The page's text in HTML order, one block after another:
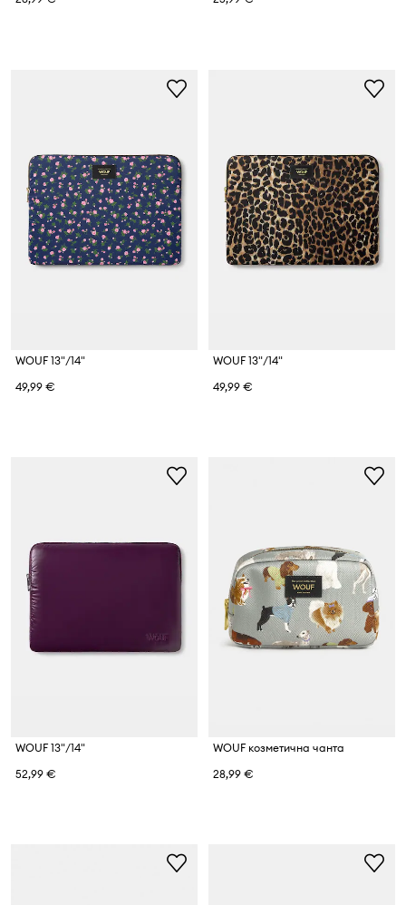
WOUF 13"/14"
49,99 €
WOUF 13"/14"
49,99 €
WOUF 13"/14"
52,99 €
WOUF козметична чанта
28,99 €